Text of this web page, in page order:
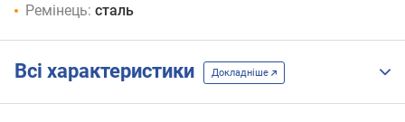
Ремінець: сталь
Всі характеристики Докладніше